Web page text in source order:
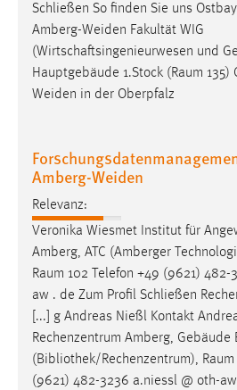
Schließen So finden Sie uns
Amberg-Weiden Fakultät WIG
(Wirtschaftsingenieurwesen und
Hauptgebäude 1.Stock (Raum 135)
Weiden in der Oberpfalz
Amberg-Weiden
Relevanz:
Veronika Wiesmet Institut für
Amberg, ATC (Amberger
Raum 102 Telefon +49 (9621)
aw . de Zum Profil Schließen
[...] g Andreas Nießl Kontakt
Rechenzentrum Amberg, Gebäude
(Bibliothek/Rechenzentrum), Raum
(9621) 482-3236 a.niessl @ oth-